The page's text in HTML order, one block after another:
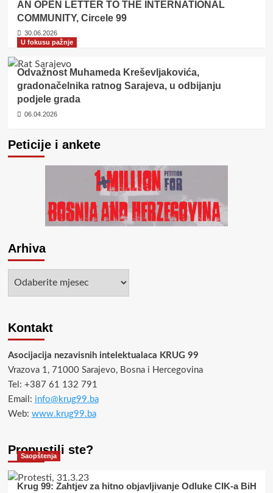
AN OPEN LETTER TO THE INTERNATIONAL
COMMUNITY, Circele 99
30.06.2026
U fokusu pažnje
Odvažnost Muhameda Kreševljakovića,
gradonačelnika ratnog Sarajeva, u odbijanju
podjele grada
06.04.2026
Peticije i ankete
Arhiva
Kontakt
Asocijacija nezavisnih intelektualaca KRUG 99
Vrazova 1, 71000 Sarajevo, Bosna i Hercegovina
Tel: +387 61 132 791
Email: info@krug99.ba
Web: www.krug99.ba
Propustili ste?
Saopštenja
Krug 99: Zahtjev za hitno objavljivanje Odluke CIK-a BiH